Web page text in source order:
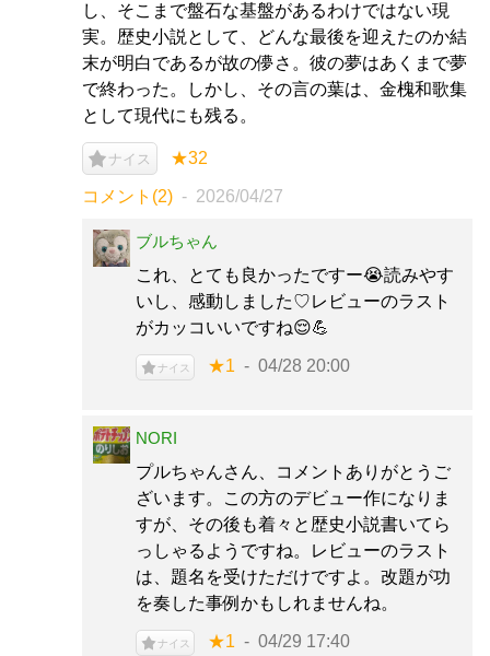
し、そこまで盤石な基盤があるわけではない現
実。歴史小説として、どんな最後を迎えたのか結
末が明白であるが故の儚さ。彼の夢はあくまで夢
で終わった。しかし、その言の葉は、金槐和歌集
として現代にも残る。
ナイス ★32
コメント(2) 2026/04/27
ブルちゃん
これ、とても良かったですー😭読みやす
いし、感動しました♡レビューのラスト
がカッコいいですね😌💪
ナイス ★1 04/28 20:00
NORI
プルちゃんさん、コメントありがとうご
ざいます。この方のデビュー作になりま
すが、その後も着々と歴史小説書いてら
っしゃるようですね。レビューのラスト
は、題名を受けただけですよ。改題が功
を奏した事例かもしれませんね。
ナイス ★1 04/29 17:40